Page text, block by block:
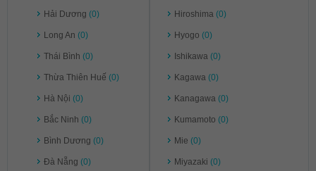
Hải Dương (0)
Long An (0)
Thái Bình (0)
Thừa Thiên Huế (0)
Hà Nội (0)
Bắc Ninh (0)
Bình Dương (0)
Đà Nẵng (0)
Hiroshima (0)
Hyogo (0)
Ishikawa (0)
Kagawa (0)
Kanagawa (0)
Kumamoto (0)
Mie (0)
Miyazaki (0)